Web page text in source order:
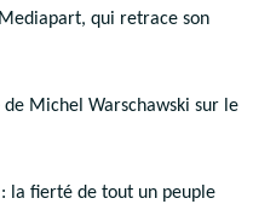
qui retrace son
Michel Warschawski sur le
la fierté de tout un peuple